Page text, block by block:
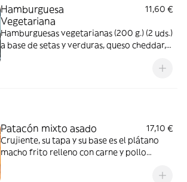
Hamburguesa
Vegetariana
11,60 €
Hamburguesas vegetarianas (200 g.) (2 uds.)
a base de setas y verduras, queso cheddar,
Patacón mixto asado
17,10 €
Crujiente, su tapa y su base es el plátano
macho frito relleno con carne y pollo
queso de mano con nuestra salsa tártara